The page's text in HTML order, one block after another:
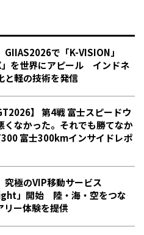
GIIAS2026で「K-VISION」
」を世界にアピール インドネ
と軽の技術を発信
】 第4戦 富士スピードウ
なかった。それでも勝てなか
富士300kmインサイドレポ
究極のVIP移動サービス
」開始 陸・海・空をつな
リー体験を提供